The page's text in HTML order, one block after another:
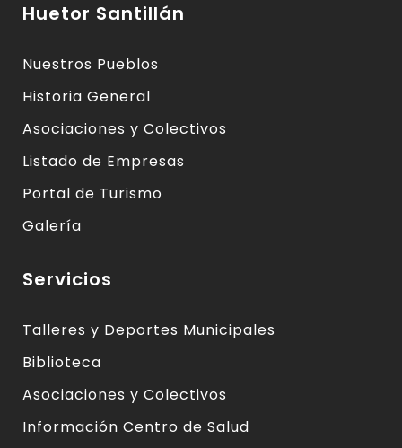
Huetor Santillán
Nuestros Pueblos
Historia General
Asociaciones y Colectivos
Listado de Empresas
Portal de Turismo
Galería
Servicios
Talleres y Deportes Municipales
Biblioteca
Asociaciones y Colectivos
Información Centro de Salud